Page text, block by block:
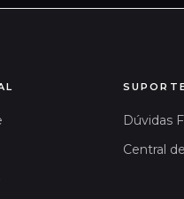
Dúvidas
Central